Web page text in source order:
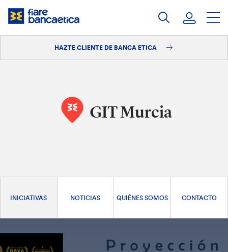
Saltar
HAZTE CLIENTE DE BANCA ETICA
GIT Murcia
INICIATIVAS NOTICIAS QUIÉNES SOMOS CONTACTO